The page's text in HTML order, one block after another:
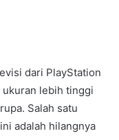
dari PlayStation
lebih tinggi
Salah satu
adalah hilangnya